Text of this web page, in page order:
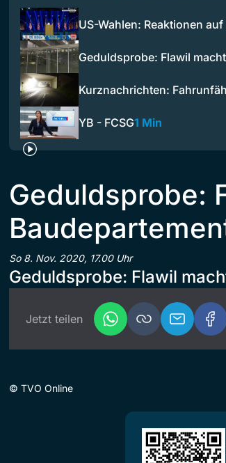
US-Wahlen: Reaktionen
Geduldsprobe: Flawil
Kurznachrichten:
YB - FCSG1 Min
Geduldsprobe:
So 8. Nov. 2020, 17.00 Uhr
Geduldsprobe: Flawil
Jetzt teilen
© TVO Online